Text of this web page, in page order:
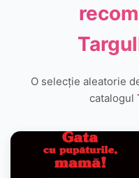
O selecție aleatorie
catalogul